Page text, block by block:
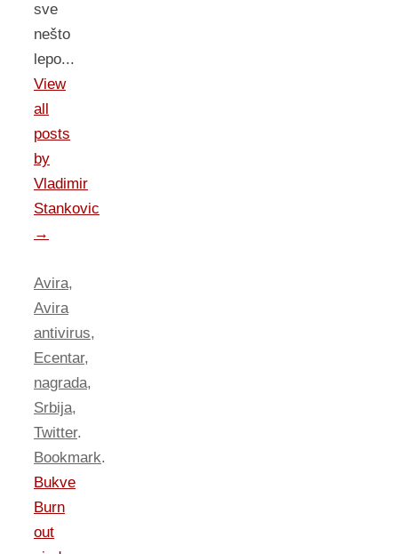
sve
nešto
lepo...
View
all
posts
by
Vladimir
Stankovic
→
Avira,
Avira
antivirus,
Ecentar,
nagrada,
Srbija,
Twitter.
Bookmark.
Bukve
Burn
out